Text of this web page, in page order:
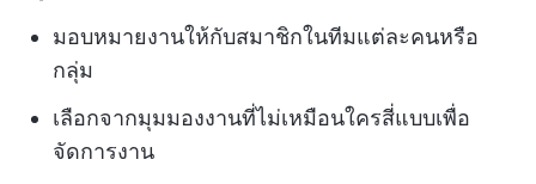
มอบหมายงานให้กับสมาชิกในทีมแต่ละคนหรือ
กลุ่ม
เลือกจากมุมมองงานที่ไม่เหมือนใครสี่แบบเพื่อ
จัดการงาน